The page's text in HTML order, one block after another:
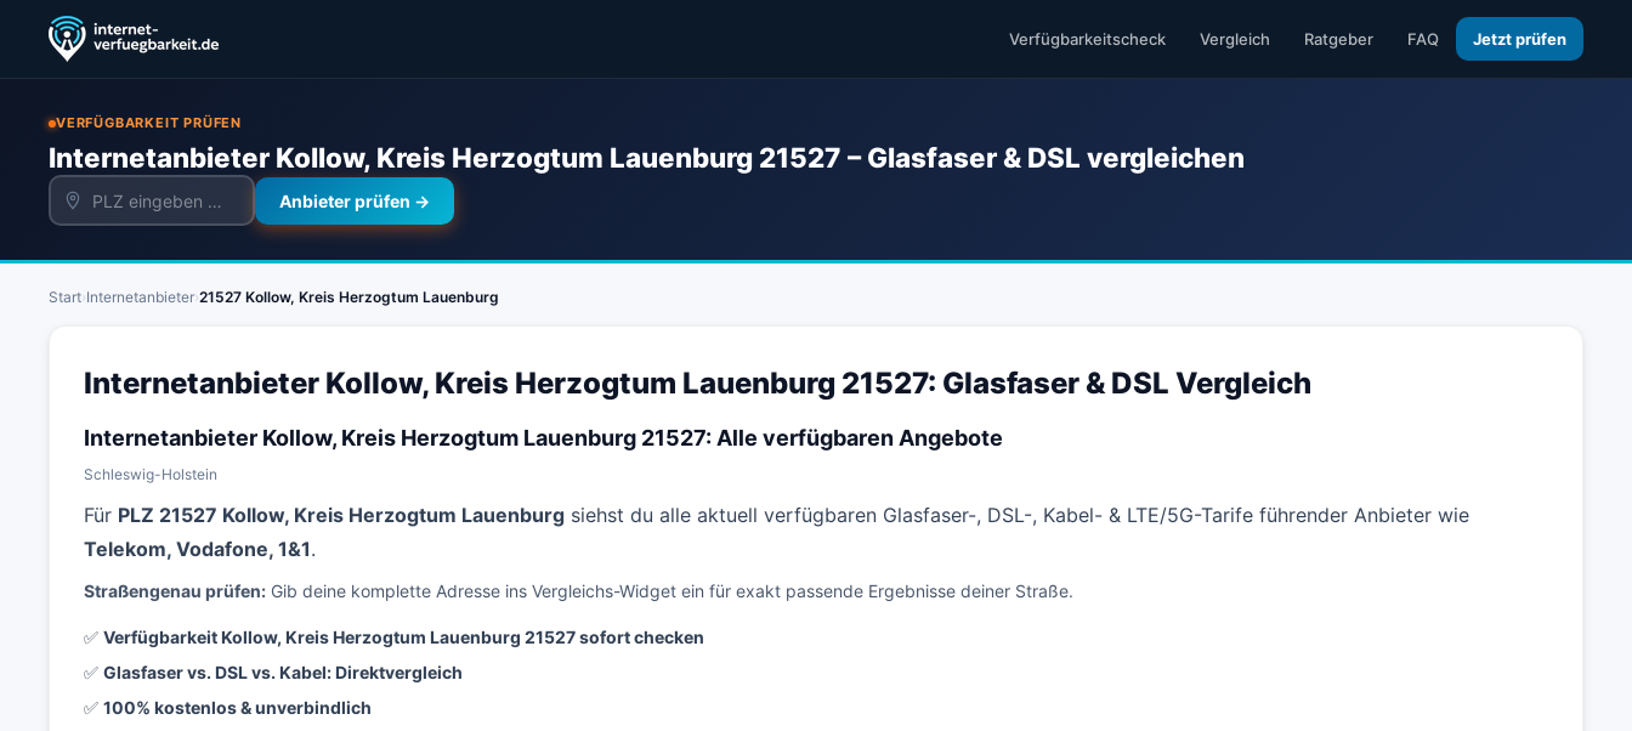
Verfügbarkeitscheck Vergleich Ratgeber FAQ Jetzt prüfen
VERFÜGBARKEIT PRÜFEN
Internetanbieter Kollow, Kreis Herzogtum Lauenburg 21527 – Glasfaser & DSL vergleichen
Anbieter prüfen →
Start›Internetanbieter›21527 Kollow, Kreis Herzogtum Lauenburg
Internetanbieter Kollow, Kreis Herzogtum Lauenburg 21527: Glasfaser & DSL Vergleich
Internetanbieter Kollow, Kreis Herzogtum Lauenburg 21527: Alle verfügbaren Angebote
Schleswig-Holstein
Für PLZ 21527 Kollow, Kreis Herzogtum Lauenburg siehst du alle aktuell verfügbaren Glasfaser-, DSL-, Kabel- & LTE/5G-Tarife führender Anbieter wie
Telekom, Vodafone, 1&1.
Straßengenau prüfen: Gib deine komplette Adresse ins Vergleichs-Widget ein für exakt passende Ergebnisse deiner Straße.
✅ Verfügbarkeit Kollow, Kreis Herzogtum Lauenburg 21527 sofort checken
✅ Glasfaser vs. DSL vs. Kabel: Direktvergleich
✅ 100% kostenlos & unverbindlich